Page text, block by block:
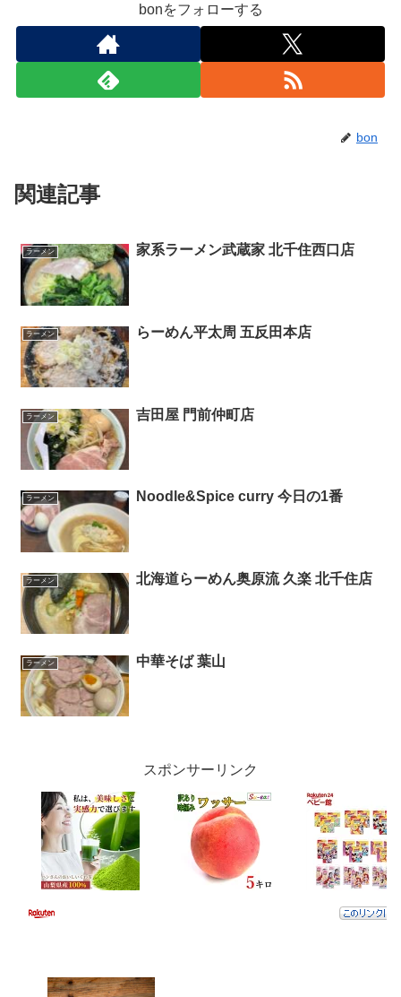
bonをフォローする
bon
関連記事
ラーメン 家系ラーメン武蔵家 北千住西口店
ラーメン らーめん平太周 五反田本店
ラーメン 吉田屋 門前仲町店
ラーメン Noodle&Spice curry 今日の1番
ラーメン 北海道らーめん奥原流 久楽 北千住店
ラーメン 中華そば 葉山
スポンサーリンク